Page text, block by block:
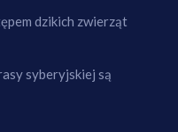
dzikich zwierząt
syberyjskiej są